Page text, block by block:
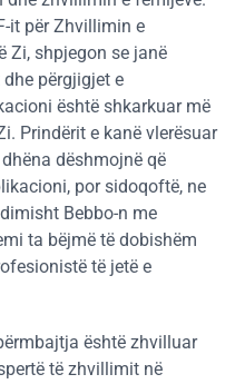
it për Zhvillimin e
Zi, shpjegon se janë
përgjigjet e
është shkarkuar më
Prindërit e kanë vlerësuar
dëshmojnë që
por sidoqoftë, ne
Bebbo-n me
ta bëjmë të dobishëm
të jetë e
është zhvilluar
të zhvillimit në